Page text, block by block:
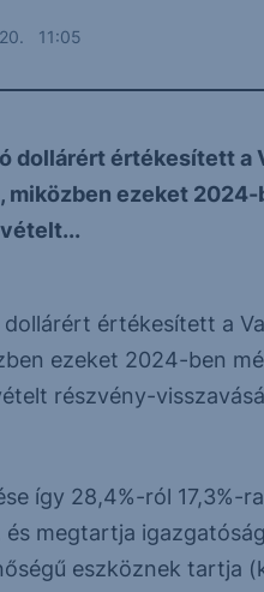
11:05
dollárért értékesített a
ezeket
értékesített a
ezeket 2024-ben
részvény-
így 28,4%-ról 17,3%-
megtartja
eszköznek tartja